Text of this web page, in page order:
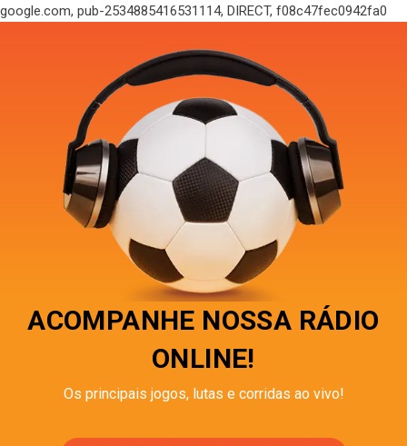
google.com, pub-2534885416531114, DIRECT, f08c47fec0942fa0
ACOMPANHE NOSSA RÁDIO
ONLINE!
Os principais jogos, lutas e corridas ao vivo!